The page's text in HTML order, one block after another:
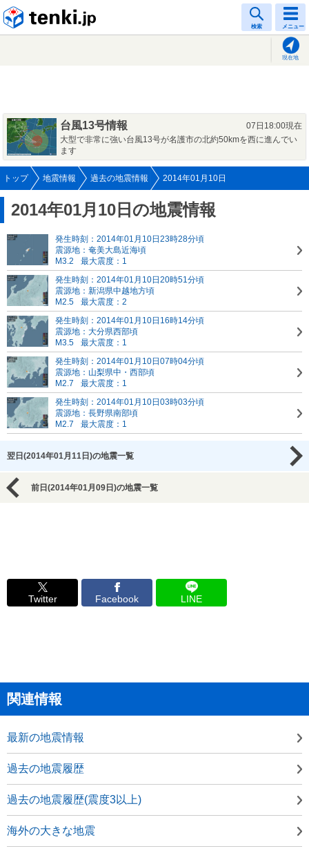
検索 メニュー
現在地
台風13号情報
07日18:00現在
大型で非常に強い台風13号が名護市の北約50kmを西に進んでい
ます
トップ 地震情報 過去の地震情報 2014年01月10日
2014年01月10日の地震情報
発生時刻：2014年01月10日23時28分頃
震源地：奄美大島近海頃
M3.2
最大震度：1
発生時刻：2014年01月10日20時51分頃
震源地：新潟県中越地方頃
M2.5
最大震度：2
発生時刻：2014年01月10日16時14分頃
震源地：大分県西部頃
M3.5
最大震度：1
発生時刻：2014年01月10日07時04分頃
震源地：山梨県中・西部頃
M2.7
最大震度：1
発生時刻：2014年01月10日03時03分頃
震源地：長野県南部頃
M2.7
最大震度：1
翌日(2014年01月11日)の地震一覧
前日(2014年01月09日)の地震一覧
Twitter Facebook LINE
関連情報
最新の地震情報
過去の地震履歴
過去の地震履歴(震度3以上)
海外の大きな地震